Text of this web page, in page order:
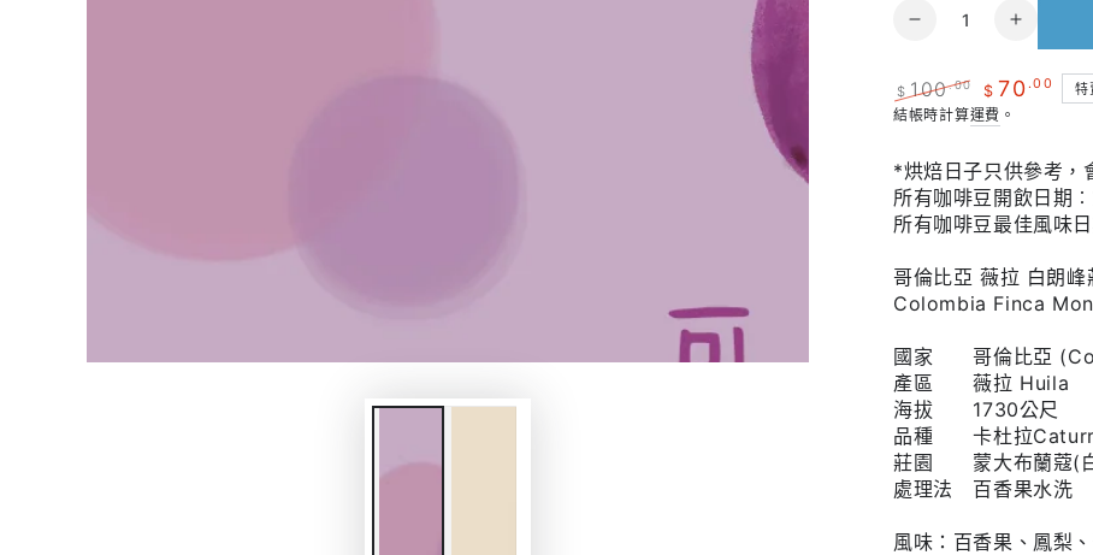
數
數
量
【真。
百
香
哥
倫
比
亞
｜
白
朗
峰
莊
數
【真。
百
香
哥
倫
比
亞
｜
白
朗
峰
莊
正
價
格
$ 100.00
特
價
格
$ 70.00 特
結帳時計算運費 。
*烘焙日子只供參考，
所有咖啡豆開飲日期
所有咖啡豆最佳風味
哥倫比亞 薇拉 白朗
Colombia Finca
國家 哥倫比亞
產區薇拉 Huila
海拔 1730公尺
品種卡杜拉
莊園 蒙大布蘭蔻(
處理法 百香果水洗
風味：百香果、 鳳梨、